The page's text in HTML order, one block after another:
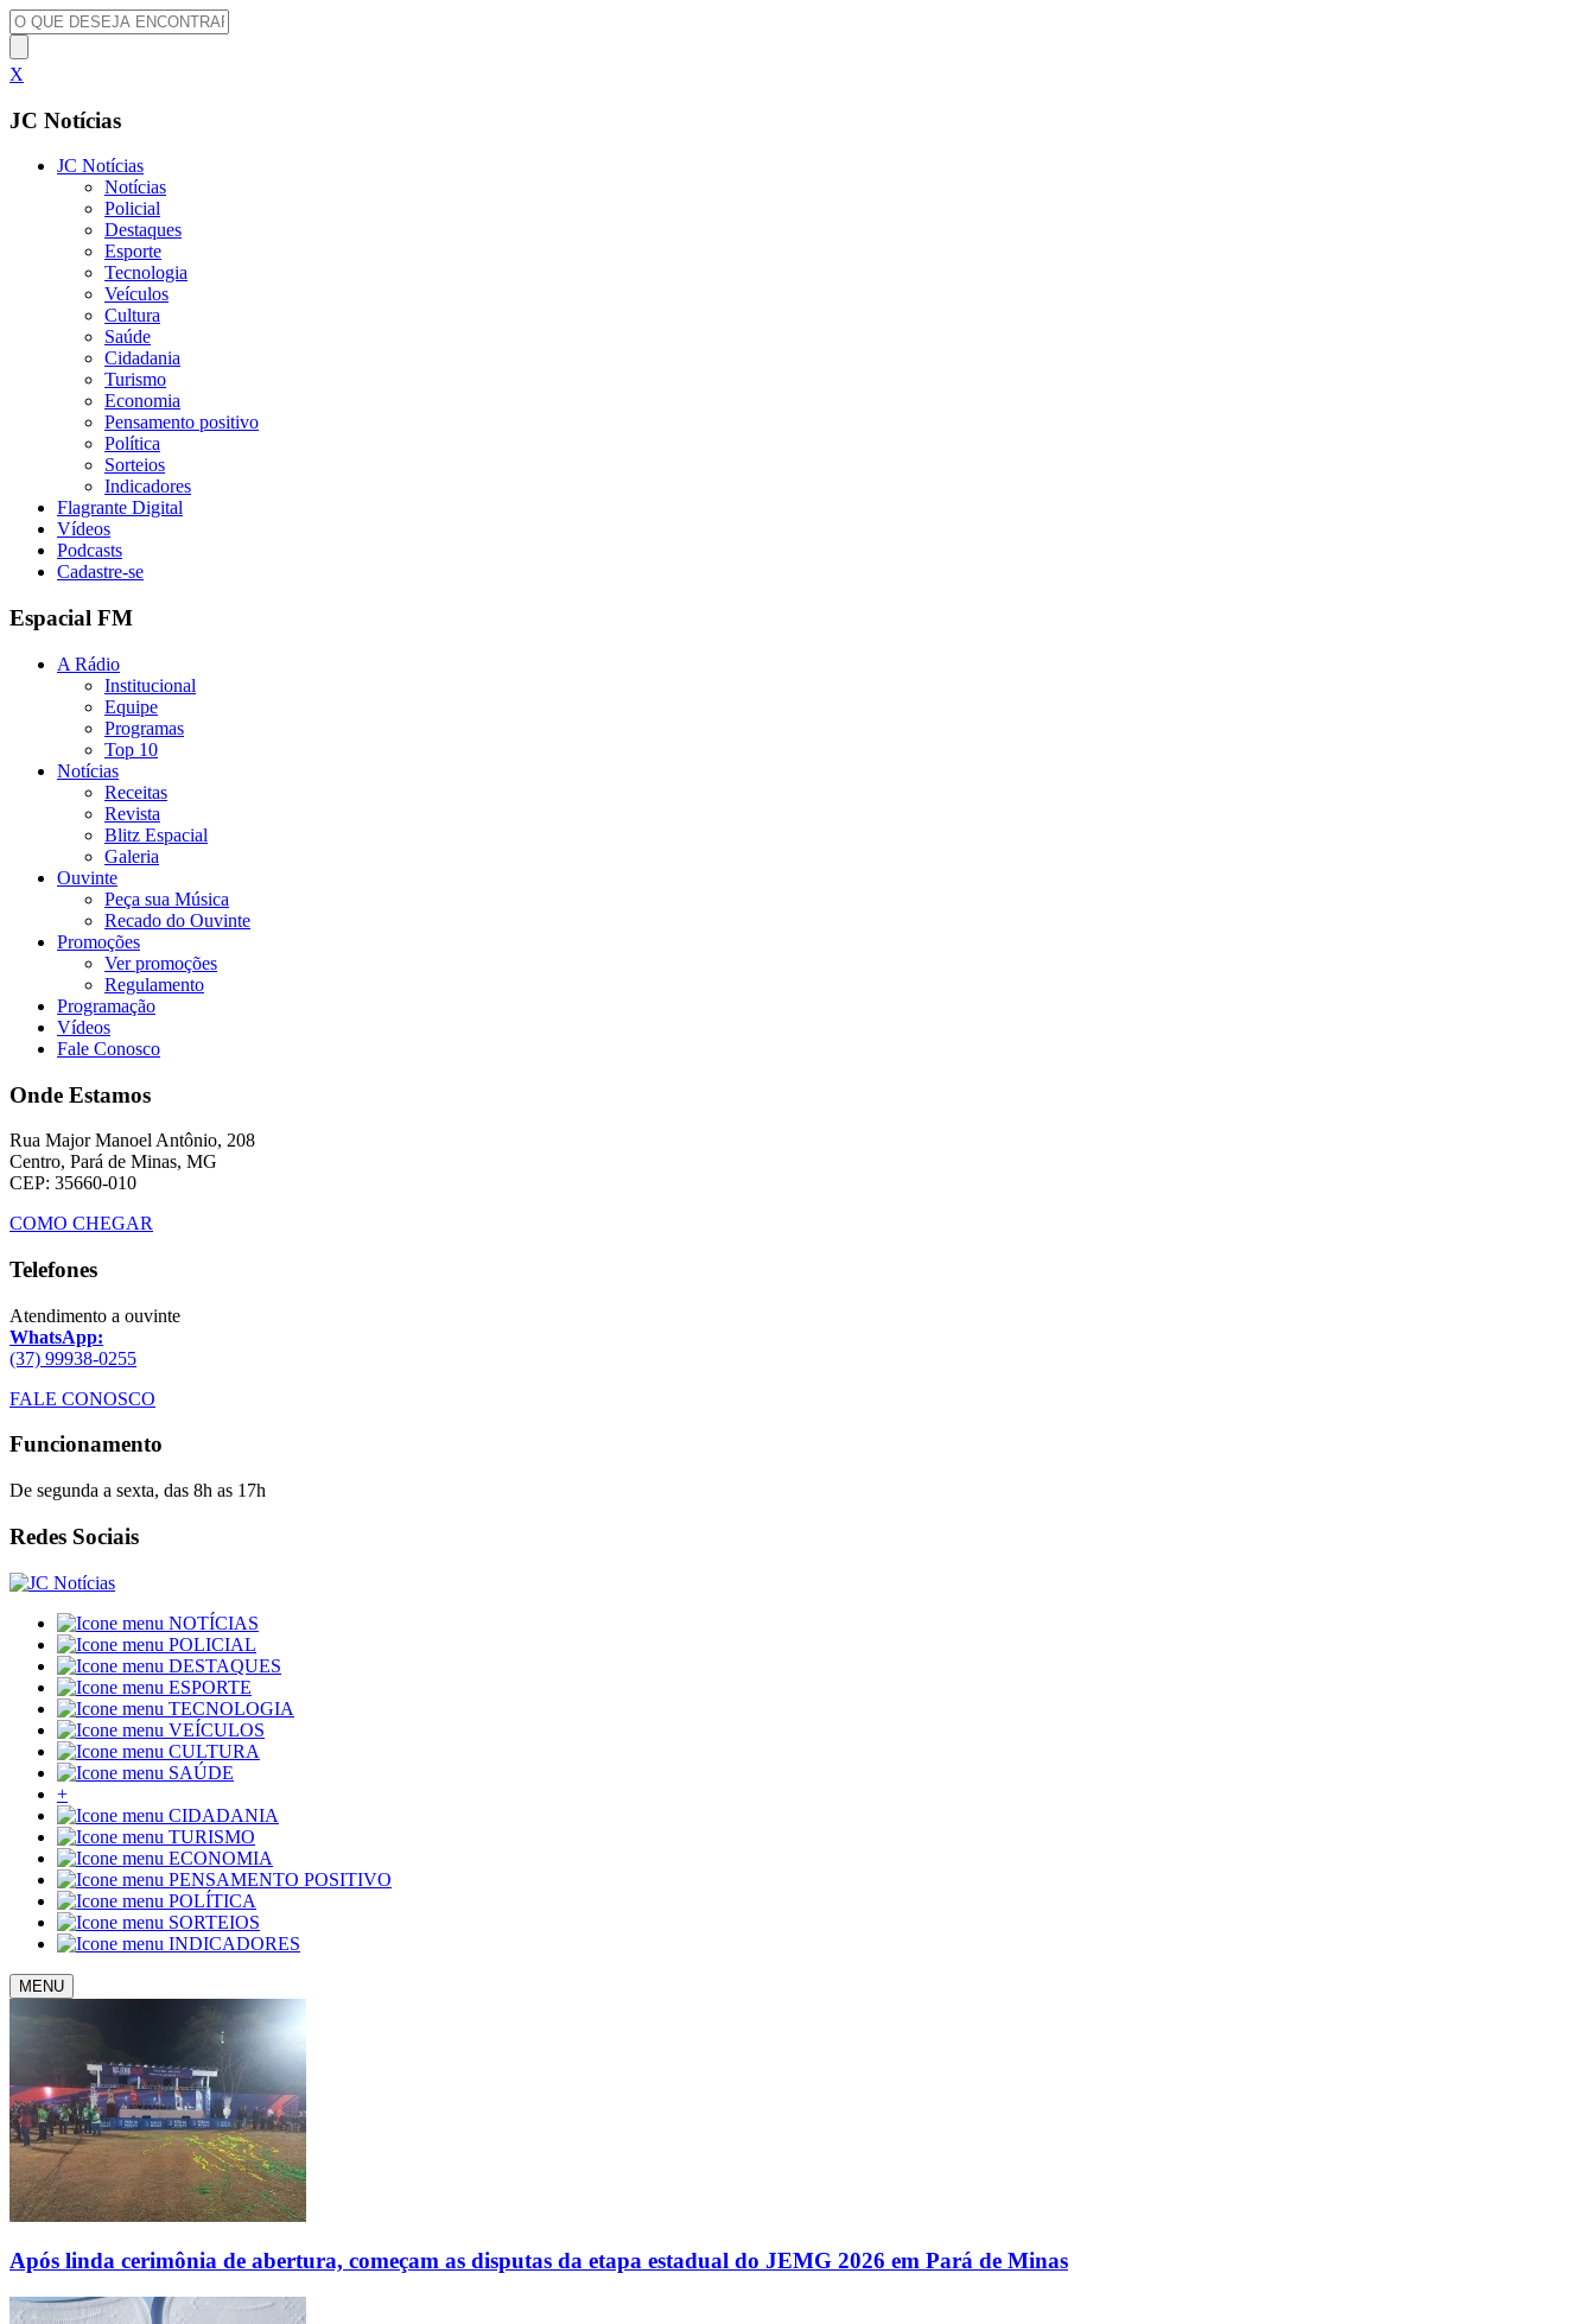
X
JC Notícias
JC Notícias
Notícias
Policial
Destaques
Esporte
Tecnologia
Veículos
Cultura
Saúde
Cidadania
Turismo
Economia
Pensamento positivo
Política
Sorteios
Indicadores
Flagrante Digital
Vídeos
Podcasts
Cadastre-se
Espacial FM
A Rádio
Institucional
Equipe
Programas
Top 10
Notícias
Receitas
Revista
Blitz Espacial
Galeria
Ouvinte
Peça sua Música
Recado do Ouvinte
Promoções
Ver promoções
Regulamento
Programação
Vídeos
Fale Conosco
Onde Estamos
Rua Major Manoel Antônio, 208
Centro, Pará de Minas, MG
CEP: 35660-010
COMO CHEGAR
Telefones
Atendimento a ouvinte
WhatsApp:
(37) 99938-0255
FALE CONOSCO
Funcionamento
De segunda a sexta, das 8h as 17h
Redes Sociais
NOTÍCIAS
POLICIAL
DESTAQUES
ESPORTE
TECNOLOGIA
VEÍCULOS
CULTURA
SAÚDE
+
CIDADANIA
TURISMO
ECONOMIA
PENSAMENTO POSITIVO
POLÍTICA
SORTEIOS
INDICADORES
MENU
Após linda cerimônia de abertura, começam as disputas da etapa estadual do JEMG 2026 em Pará de Minas